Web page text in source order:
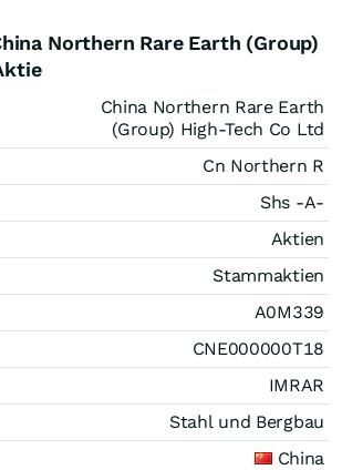
Northern Rare Earth (Group)
China Northern Rare Earth
(Group) High-Tech Co Ltd
Cn Northern R
Shs -A-
Aktien
Stammaktien
A0M339
CNE000000T18
IMRAR
Stahl und Bergbau
China